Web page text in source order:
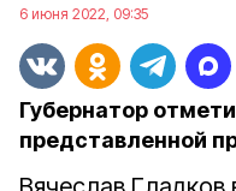
6 июня 2022, 09:35
Губернатор
представленной